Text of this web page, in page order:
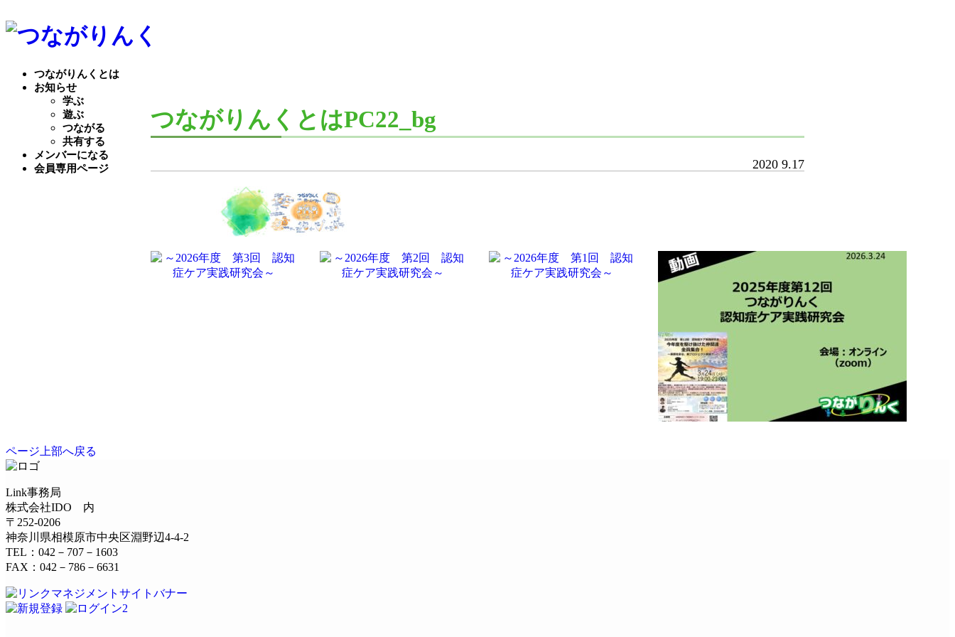
つながりんくとは
お知らせ
学ぶ
遊ぶ
つながる
共有する
メンバーになる
会員専用ページ
つながりんくとはPC22_bg
2020 9.17
ページ上部へ戻る
Link事務局
株式会社IDO 内
〒252-0206
神奈川県相模原市中央区淵野辺4-4-2
TEL：042－707－1603
FAX：042－786－6631